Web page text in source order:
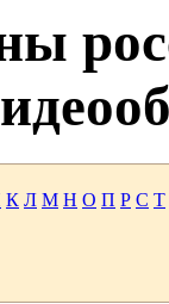
К Л М Н О П Р С Т